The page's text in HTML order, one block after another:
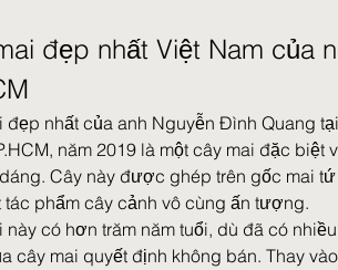
đẹp nhất Việt Nam của
đẹp nhất của anh Nguyễn Đình Quang
năm 2019 là một cây mai đặc biệt
Cây này được ghép trên gốc mai tứ
tác phẩm cây cảnh vô cùng ấn tượng.
này có hơn trăm năm tuổi, dù đã có
cây mai quyết định không bán. Thay